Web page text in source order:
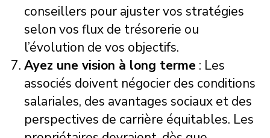
conseillers pour ajuster vos stratégies
selon vos flux de trésorerie ou
l’évolution de vos objectifs.
Ayez une vision à long terme : Les
associés doivent négocier des conditions
salariales, des avantages sociaux et des
perspectives de carrière équitables. Les